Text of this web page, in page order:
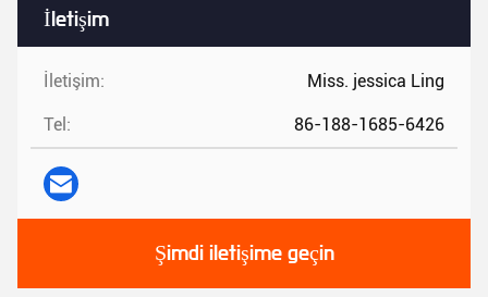
İletişim
İletişim: Miss. jessica Ling
Tel: 86-188-1685-6426
Şimdi iletişime geçin